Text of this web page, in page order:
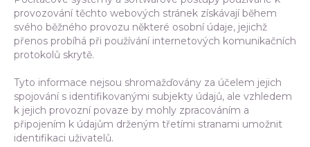
provozování těchto webových stránek získávají během
svého běžného provozu některé osobní údaje, jejichž
přenos probíhá při používání internetových komunikačních
protokolů skrytě.
Tyto informace nejsou shromažďovány za účelem jejich
spojování s identifikovanými subjekty údajů, ale vzhledem
k jejich provozní povaze by mohly zpracováním a
připojením k údajům drženým třetími stranami umožnit
identifikaci uživatelů.